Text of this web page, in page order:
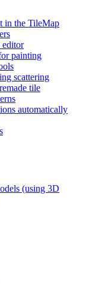
in the TileMap
editor
painting
scattering
tile
automatically
(using 3D